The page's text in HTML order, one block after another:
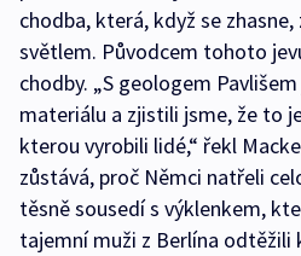
chodba, která, když se
světlem. Původcem tohoto
chodby. „S geologem
materiálu a zjistili jsme, že to
kterou vyrobili lidé,“ řekl
zůstává, proč Němci natřeli
těsně sousedí s výklenkem,
tajemní muži z Berlína odtěžili